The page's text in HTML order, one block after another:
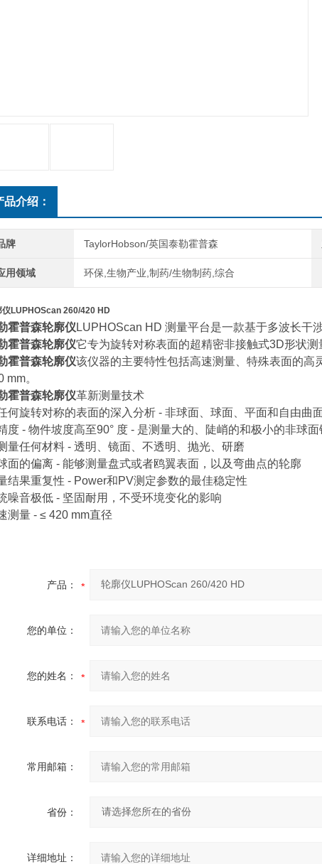
品介绍：
牌 TaylorHobson/英国泰勒霍普森
用领域 环保,生物产业,制药/生物制药,综合
仪LUPHOScan 260/420 HD
霍普森轮廓仪 LUPHOScan HD 测量平台是一款基于多波长干
霍普森轮廓仪它专为旋转对称表面的超精密非接触式3D形状
霍普森轮廓仪该仪器的主要特性包括高速测量、特殊表面的高
mm。
霍普森轮廓仪革新测量技术
何旋转对称的表面的深入分析 - 非球面、球面、平面和自由曲
度 - 物件坡度高至90° 度 - 是测量大的、陡峭的和极小的非球
量任何材料 - 透明、镜面、不透明、抛光、研磨
面的偏离 - 能够测量盘式或者鸥翼表面，以及弯曲点的轮廓
结果重复性 - Power和PV测定参数的最佳稳定性
噪音极低 - 坚固耐用，不受环境变化的影响
测量 - ≤ 420 mm直径
产品：
您的单位：
您的姓名：
联系电话：
常用邮箱：
省份：
详细地址：